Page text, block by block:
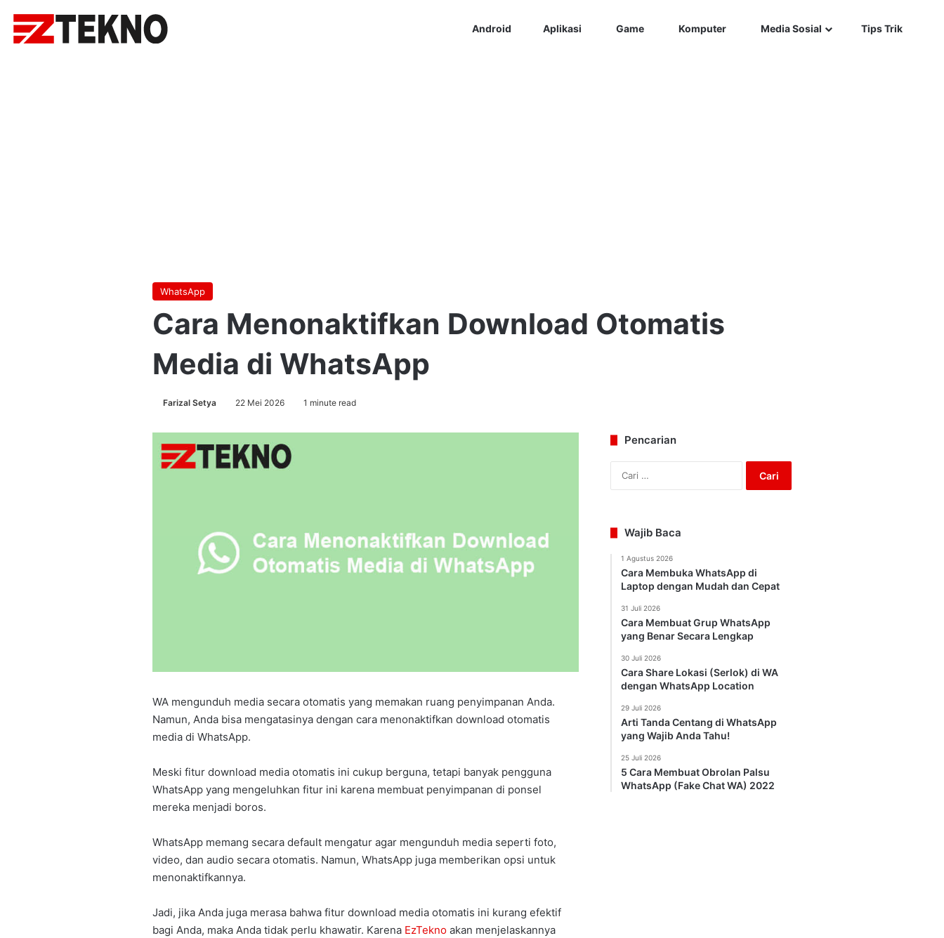
Android Aplikasi Game Komputer Media Sosial Tips Trik
WhatsApp
Cara Menonaktifkan Download Otomatis
Media di WhatsApp
Farizal Setya 22 Mei 2026 1 minute read
WA mengunduh media secara otomatis yang memakan ruang penyimpanan Anda.
Namun, Anda bisa mengatasinya dengan cara menonaktifkan download otomatis
media di WhatsApp.
Meski fitur download media otomatis ini cukup berguna, tetapi banyak pengguna
WhatsApp yang mengeluhkan fitur ini karena membuat penyimpanan di ponsel
mereka menjadi boros.
WhatsApp memang secara default mengatur agar mengunduh media seperti foto,
video, dan audio secara otomatis. Namun, WhatsApp juga memberikan opsi untuk
menonaktifkannya.
Jadi, jika Anda juga merasa bahwa fitur download media otomatis ini kurang efektif
bagi Anda, maka Anda tidak perlu khawatir. Karena EzTekno akan menjelaskannya
Pencarian
untuk:
Wajib Baca
1 Agustus 2026
Cara Membuka WhatsApp di
Laptop dengan Mudah dan Cepat
31 Juli 2026
Cara Membuat Grup WhatsApp
yang Benar Secara Lengkap
30 Juli 2026
Cara Share Lokasi (Serlok) di WA
dengan WhatsApp Location
29 Juli 2026
Arti Tanda Centang di WhatsApp
yang Wajib Anda Tahu!
25 Juli 2026
5 Cara Membuat Obrolan Palsu
WhatsApp (Fake Chat WA) 2022